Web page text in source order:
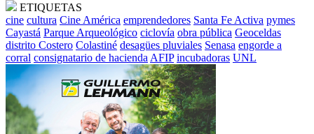
ETIQUETAS
cine cultura Cine América emprendedores Santa Fe Activa pymes
Cayastá Parque Arqueológico ciclovía obra pública Geoceldas
distrito Costero Colastiné desagües pluviales Senasa engorde a
corral consignatario de hacienda AFIP incubadoras UNL